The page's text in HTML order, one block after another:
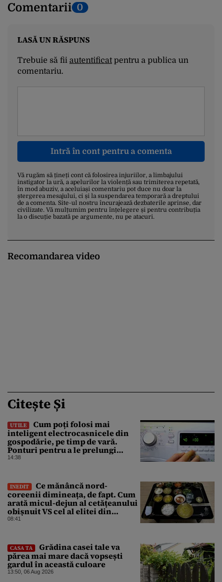
Comentarii 0
LASĂ UN RĂSPUNS
Trebuie să fii autentificatpentru a publica un
comentariu.
Intră în cont pentru a comenta
Vă rugăm să țineți cont că folosirea injuriilor, a limbajului
instigator la ură, a apelurilor la violență sau trimiterea repetată,
în mod abuziv, a aceluiași comentariu pot duce nu doar la
ștergerea mesajului, ci și la suspendarea temporară a dreptului
de a comenta. Site-ul nostru încurajează dezbaterile aprinse, dar
civilizate. Vă mulțumim pentru înțelegere și pentru contribuția
la o discuție bazată pe argumente, nu pe atacuri.
Recomandarea video
Citește Și
UTILE
Cum poți folosi mai
inteligent electrocasnicele din
gospodărie, pe timp de vară.
Ponturi pentru a le prelungi
durata de viață
14:38
INEDIT
Ce mănâncă nord-
coreenii dimineața, de fapt. Cum
arată micul-dejun al cetățeanului
obișnuit VS cel al elitei din
Phenian
08:41
CASA TA
Grădina casei tale va
părea mai mare dacă vopsești
gardul în această culoare
13:50, 06 Aug 2026